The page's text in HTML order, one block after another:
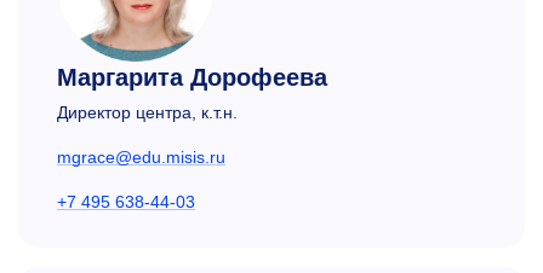
Маргарита Дорофеева
Директор центра, к.т.н.
mgrace@edu.misis.ru
+7 495 638-44-03